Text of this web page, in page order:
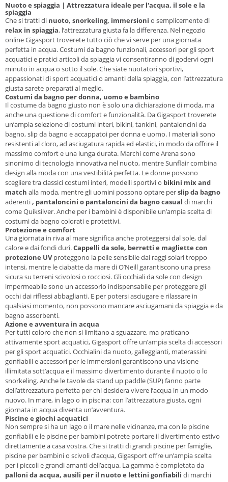
Nuoto e spiaggia | Attrezzatura ideale per l'acqua, il sole e la
spiaggia
Che si tratti di nuoto, snorkeling, immersioni o semplicemente di
relax in spiaggia, l’attrezzatura giusta fa la differenza. Nel negozio
online Gigasport troverete tutto ciò che vi serve per una giornata
perfetta in acqua. Costumi da bagno funzionali, accessori per gli sport
acquatici e pratici articoli da spiaggia vi consentiranno di godervi ogni
minuto in acqua o sotto il sole. Che siate nuotatori sportivi,
appassionati di sport acquatici o amanti della spiaggia, con l’attrezzatura
giusta sarete preparati al meglio.
Costumi da bagno per donna, uomo e bambino
Il costume da bagno giusto non è solo una dichiarazione di moda, ma
anche una questione di comfort e funzionalità. Da Gigasport troverete
un’ampia selezione di costumi interi, bikini, tankini, pantaloncini da
bagno, slip da bagno e accappatoi per donna e uomo. I materiali sono
resistenti al cloro, ad asciugatura rapida ed elastici, in modo da offrire il
massimo comfort e una lunga durata. Marchi come Arena sono
sinonimo di tecnologia innovativa nel nuoto, mentre Sunflair combina
design alla moda con una vestibilità perfetta. Le donne possono
scegliere tra classici costumi interi, modelli sportivi o bikini mix and
match alla moda, mentre gli uomini possono optare perslip da bagno
aderenti, pantaloncini o pantaloncini da bagno casual di marchi
come Quiksilver. Anche per i bambini è disponibile un’ampia scelta di
costumi da bagno colorati e protettivi.
Protezione e comfort
Una giornata in riva al mare significa anche proteggersi dal sole, dal
calore e dai fondi duri.Cappelli da sole, berretti e magliette con
protezione UVproteggono la pelle sensibile dai raggi solari troppo
intensi, mentre le ciabatte da mare di O’Neill garantiscono una presa
sicura su terreni scivolosi o rocciosi. Gli occhiali da sole con design
impermeabile sono un accessorio indispensabile per proteggere gli
occhi dai riflessi abbaglianti. E per potersi asciugare e rilassare in
qualsiasi momento, non possono mancare asciugamani da spiaggia e da
bagno assorbenti.
Azione e avventura in acqua
Per tutti coloro che non si limitano a sguazzare, ma praticano
attivamente sport acquatici, Gigasport offre un’ampia scelta di accessori
per gli sport acquatici. Occhialini da nuoto, galleggianti, materassini
gonfiabili e accessori per le immersioni garantiscono una visione
illimitata sott’acqua e il massimo divertimento durante il nuoto o lo
snorkeling. Anche le tavole da stand up paddle (SUP) fanno parte
dell’attrezzatura perfetta per chi desidera vivere l’acqua in un modo
nuovo. In mare, in lago o in piscina: con l’attrezzatura giusta, ogni
giornata in acqua diventa un’avventura.
Piscine e giochi acquatici
Non sempre si ha un lago o il mare nelle vicinanze, ma con le piscine
gonfiabili e le piscine per bambini potrete portare il divertimento estivo
direttamente a casa vostra. Che si tratti di grandi piscine per famiglie,
piscine per bambini o scivoli d’acqua, Gigasport offre un’ampia scelta
per i piccoli e grandi amanti dell’acqua. La gamma è completata da
palloni da acqua, ausili per il nuoto e lettini gonfiabili di marchi